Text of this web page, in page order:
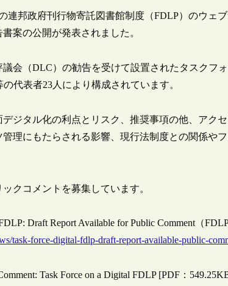
連邦政府刊行物寄託図書館制度（FDLP）のウェ
案の公開が発表されました。
会（DLC）の勧告を受けて設置されたタスクフ
代表者23人により構成されています。
ジタル化の利点とリスク、推奨事項の他、アク
理にもたらされる影響、現行法制度との関係や
クコメントを募集しています。
Draft Report Available for Public Comment（
task-force-digital-fdlp-draft-report-available-public-
Task Force on a Digital FDLP [PDF：